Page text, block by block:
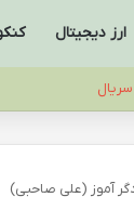
ارز دیجیتال
آموز (علی صاحبی)